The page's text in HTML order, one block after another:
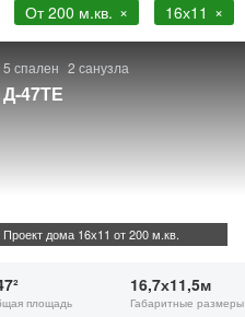
От 200 м.кв. 16х11
5 спален 2 санузла
Д-47ТЕ
Проект дома 16х11 от 200 м.кв.
площадь
16,7х11,5м
Габаритные размеры